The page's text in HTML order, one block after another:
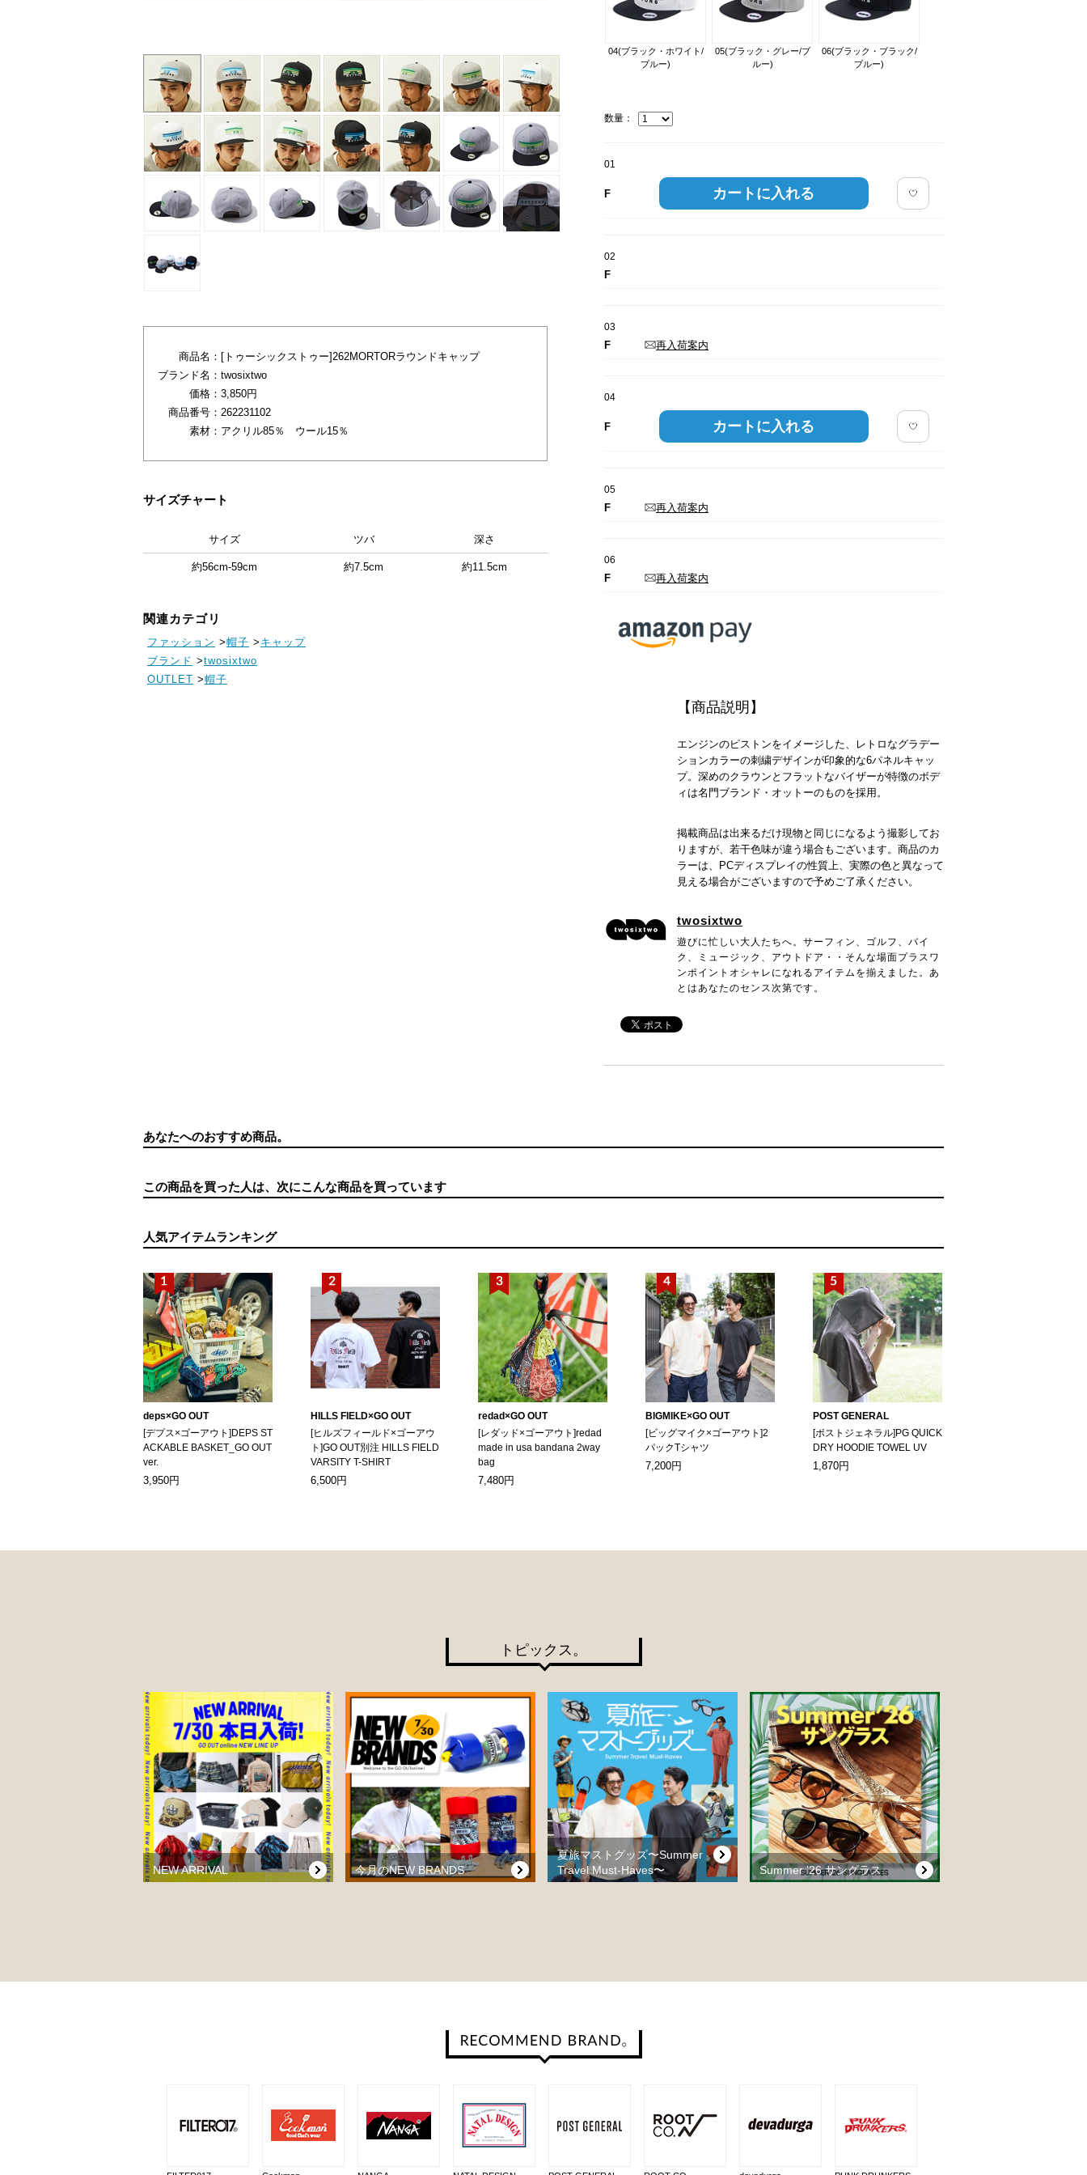
04(ブラック・ホワイト/
ブルー)
05(ブラック・グレー/ブ
ルー)
06(ブラック・ブラック/
ブルー)
数量：
01
F カートに入れる
02
F
03
F 再入荷案内
04
F カートに入れる
05
F 再入荷案内
06
F 再入荷案内
【商品説明】
エンジンのピストンをイメージした、レトロなグラデー
ションカラーの刺繍デザインが印象的な6パネルキャッ
プ。深めのクラウンとフラットなバイザーが特徴のボデ
ィは名門ブランド・オットーのものを採用。
掲載商品は出来るだけ現物と同じになるよう撮影してお
りますが、若干色味が違う場合もございます。商品のカ
ラーは、PCディスプレイの性質上、実際の色と異なって
見える場合がございますので予めご了承ください。
twosixtwo
遊びに忙しい大人たちへ。サーフィン、ゴルフ、バイ
ク、ミュージック、アウトドア・・そんな場面プラスワ
ンポイントオシャレになれるアイテムを揃えました。あ
とはあなたのセンス次第です。
02(ブラック・グレー/グリーン)
商品名： [トゥーシックストゥー]262MORTORラウンドキャップ
ブランド名： twosixtwo
価格： 3,850円
商品番号： 262231102
素材： アクリル85％ ウール15％
サイズチャート
サイズ ツバ 深さ
約56cm-59cm 約7.5cm 約11.5cm
関連カテゴリ
ファッション >帽子 > キャップ
ブランド >twosixtwo
OUTLET >帽子
あなたへのおすすめ商品。
この商品を買った人は、次にこんな商品を買っています
人気アイテムランキング
deps×GO OUT
[デプス×ゴーアウト]DEPS ST
ACKABLE BASKET_GO OUT
ver.
3,950円
HILLS FIELD×GO OUT
[ヒルズフィールド×ゴーアウ
ト]GO OUT別注 HILLS FIELD
VARSITY T-SHIRT
6,500円
redad×GO OUT
[レダッド×ゴーアウト]redad
made in usa bandana 2way
bag
7,480円
BIGMIKE×GO OUT
[ビッグマイク×ゴーアウト]2
パックTシャツ
7,200円
POST GENERAL
[ポストジェネラル]PG QUICK
DRY HOODIE TOWEL UV
1,870円
トピックス。
NEW ARRIVAL 今月のNEW BRANDS
夏旅マストグッズ〜Summer
Travel Must-Haves〜
Summer ’26 サングラス